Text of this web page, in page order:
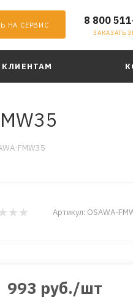
НА СЕРВИС 8 800
ЗАКАЗАТЬ
FMW35
Артикул: OSAWA-
993 руб./шт